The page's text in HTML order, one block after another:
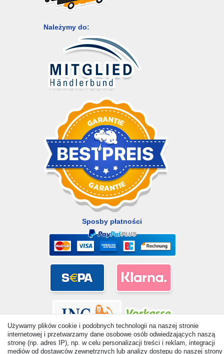
Należymy do:
Sposby płatności
Używamy plików cookie i podobnych technologii na naszej stronie
internetowej i przetwarzamy dane osobowe osób odwiedzających naszą
stronę (np. adres IP), np. w celu personalizacji treści i reklam, integracji
mediów od dostawców zewnętrznych lub analizy dostępu do naszej strony